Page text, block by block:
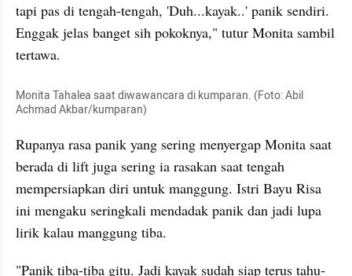
tapi pas di tengah-tengah, 'Duh...kayak..' panik sendiri.
Enggak jelas banget sih pokoknya," tutur Monita sambil
tertawa.
Monita Tahalea saat diwawancara di kumparan. (Foto: Abil
Achmad Akbar/kumparan)
Rupanya rasa panik yang sering menyergap Monita saat
berada di lift juga sering ia rasakan saat tengah
mempersiapkan diri untuk manggung. Istri Bayu Risa
ini mengaku seringkali mendadak panik dan jadi lupa
lirik kalau manggung tiba.
"Panik tiba-tiba gitu. Jadi kayak sudah siap terus tahu-